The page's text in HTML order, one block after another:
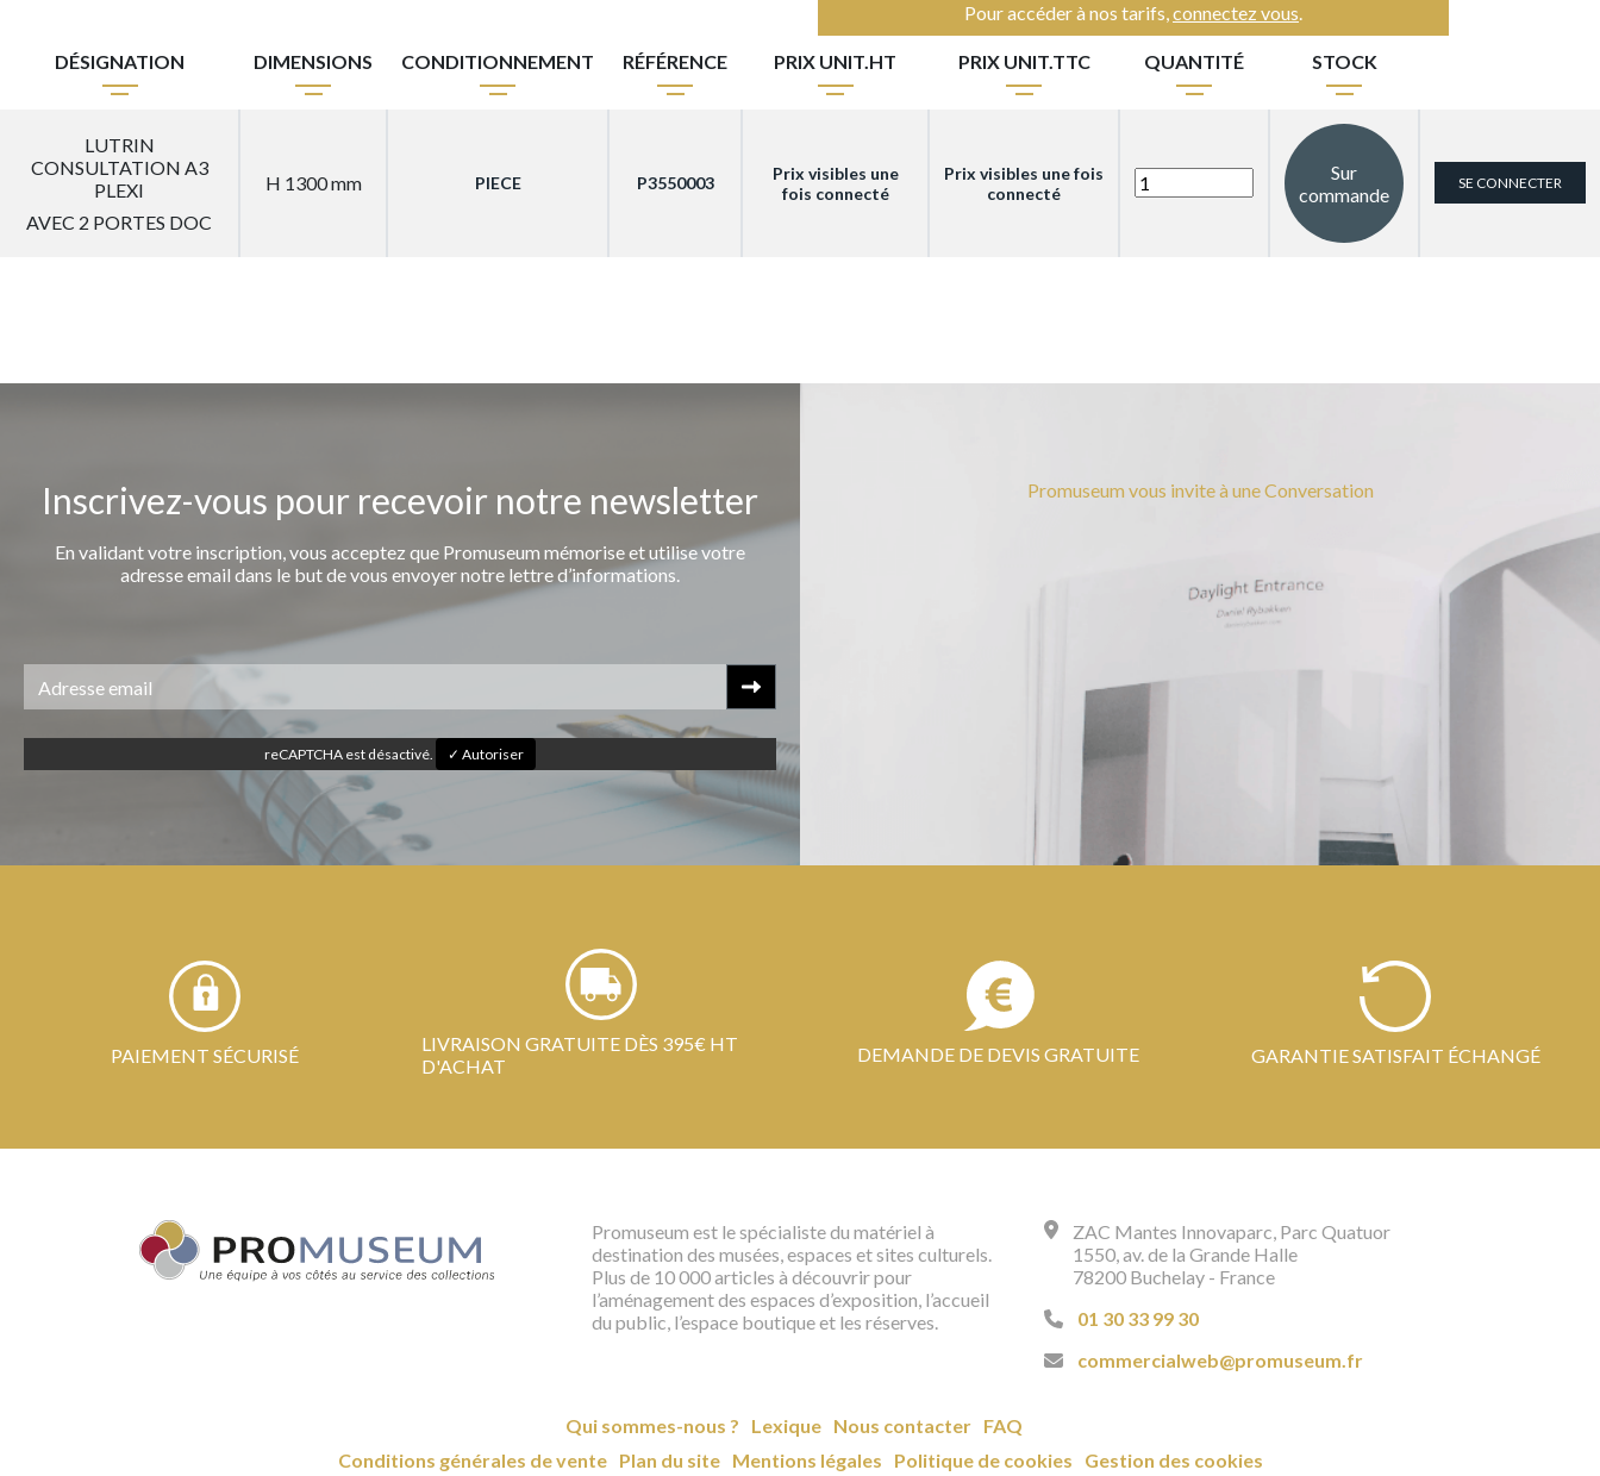
Pour accéder à nos tarifs,connectez vous.
DÉSIGNATION DIMENSIONS CONDITIONNEMENT RÉFÉRENCE PRIX UNIT.HT PRIX UNIT.TTC QUANTITÉ STOCK
LUTRIN
CONSULTATION A3
PLEXI
AVEC 2 PORTES DOC
H 1300 mm PIECE P3550003
Prix visibles une
fois connecté
Prix visibles une fois
connecté
Sur
commande
SE CONNECTER
Inscrivez-vous pour recevoir notre newsletter
En validant votre inscription, vous acceptez que Promuseum mémorise et utilise votre
adresse email dans le but de vous envoyer notre lettre d’informations.
reCAPTCHA est désactivé. ✓ Autoriser
Promuseum vous invite à une Conversation
PAIEMENT SÉCURISÉ
LIVRAISON GRATUITE DÈS 395€ HT
D'ACHAT
DEMANDE DE DEVIS GRATUITE GARANTIE SATISFAIT ÉCHANGÉ
Promuseum est le spécialiste du matériel à
destination des musées, espaces et sites culturels.
Plus de 10 000 articles à découvrir pour
l’aménagement des espaces d’exposition, l’accueil
du public, l’espace boutique et les réserves.
ZAC Mantes Innovaparc, Parc Quatuor
1550, av. de la Grande Halle
78200 Buchelay - France
01 30 33 99 30
commercialweb@promuseum.fr
Qui sommes-nous ? Lexique Nous contacter FAQ
Conditions générales de vente
Plan du site Mentions légales Politique de cookies Gestion des cookies